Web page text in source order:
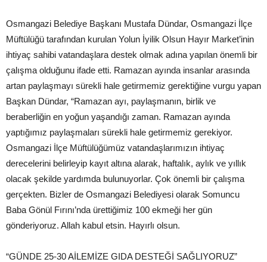
Osmangazi Belediye Başkanı Mustafa Dündar, Osmangazi İlçe
Müftülüğü tarafından kurulan Yolun İyilik Olsun Hayır Market’inin
ihtiyaç sahibi vatandaşlara destek olmak adına yapılan önemli bir
çalışma olduğunu ifade etti. Ramazan ayında insanlar arasında
artan paylaşmayı sürekli hale getirmemiz gerektiğine vurgu yapan
Başkan Dündar, “Ramazan ayı, paylaşmanın, birlik ve
beraberliğin en yoğun yaşandığı zaman. Ramazan ayında
yaptığımız paylaşmaları sürekli hale getirmemiz gerekiyor.
Osmangazi İlçe Müftülüğümüz vatandaşlarımızın ihtiyaç
derecelerini belirleyip kayıt altına alarak, haftalık, aylık ve yıllık
olacak şekilde yardımda bulunuyorlar. Çok önemli bir çalışma
gerçekten. Bizler de Osmangazi Belediyesi olarak Somuncu
Baba Gönül Fırını’nda ürettiğimiz 100 ekmeği her gün
gönderiyoruz. Allah kabul etsin. Hayırlı olsun.
“GÜNDE 25-30 AİLEMİZE GIDA DESTEĞİ SAĞLIYORUZ”